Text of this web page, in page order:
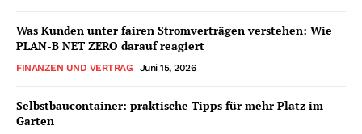
Was Kunden unter fairen Stromverträgen verstehen: Wie
PLAN-B NET ZERO darauf reagiert
FINANZEN UND VERTRAG Juni 15, 2026
Selbstbaucontainer: praktische Tipps für mehr Platz im
Garten